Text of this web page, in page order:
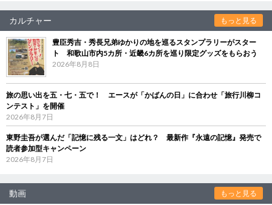
カルチャー もっと見る
豊臣秀吉・秀長兄弟ゆかりの地を巡るスタンプラリーがスター
ト 和歌山市内5カ所・近畿6カ所を巡り限定グッズをもらおう
2026年8月8日
旅の思い出を五・七・五で！ エースが「かばんの日」に合わせ「旅行川柳コ
ンテスト」を開催
2026年8月7日
東野圭吾が選んだ「記憶に残る一文」はどれ？ 最新作『永遠の記憶』発売で
読者参加型キャンペーン
2026年8月7日
動画 もっと見る